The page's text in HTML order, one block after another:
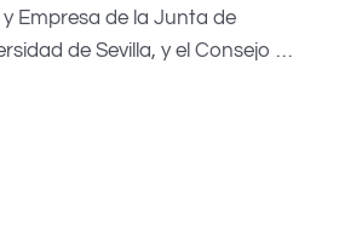
Empresa de la Junta de
de Sevilla, y el Consejo …